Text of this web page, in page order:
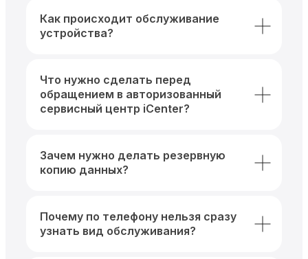
Как происходит обслуживание
устройства?
Что нужно сделать перед
обращением в авторизованный
сервисный центр iCenter?
Зачем нужно делать резервную
копию данных?
Почему по телефону нельзя сразу
узнать вид обслуживания?